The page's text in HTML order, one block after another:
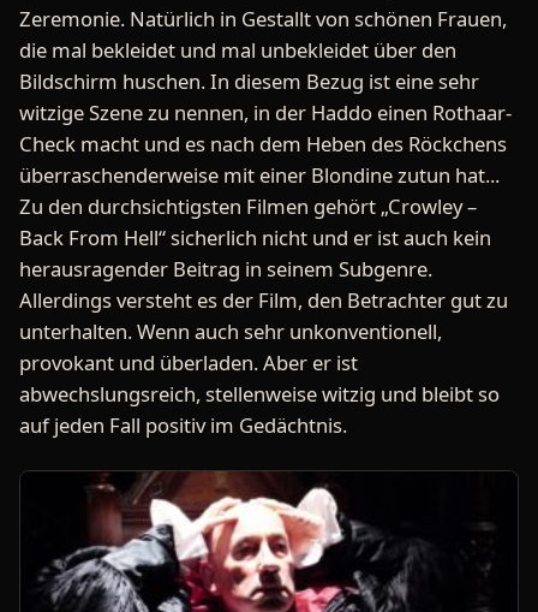
Zeremonie. Natürlich in Gestallt von schönen Frauen,
die mal bekleidet und mal unbekleidet über den
Bildschirm huschen. In diesem Bezug ist eine sehr
witzige Szene zu nennen, in der Haddo einen Rothaar-
Check macht und es nach dem Heben des Röckchens
überraschenderweise mit einer Blondine zutun hat...
Zu den durchsichtigsten Filmen gehört „Crowley –
Back From Hell“ sicherlich nicht und er ist auch kein
herausragender Beitrag in seinem Subgenre.
Allerdings versteht es der Film, den Betrachter gut zu
unterhalten. Wenn auch sehr unkonventionell,
provokant und überladen. Aber er ist
abwechslungsreich, stellenweise witzig und bleibt so
auf jeden Fall positiv im Gedächtnis.